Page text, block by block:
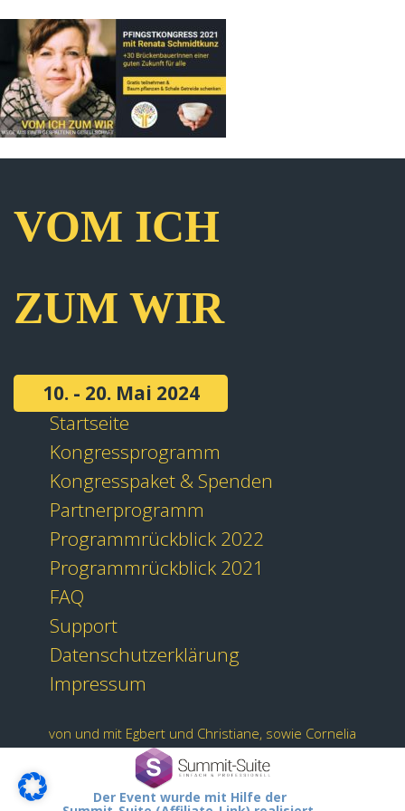
VOM ICH
ZUM WIR
10. - 20. Mai 2024
Startseite
Kongressprogramm
Kongresspaket & Spenden
Partnerprogramm
Programmrückblick 2022
Programmrückblick 2021
FAQ
Support
Datenschutzerklärung
Impressum
von und mit Egbert und Christiane, sowie Cornelia
Der Event wurde mit Hilfe der